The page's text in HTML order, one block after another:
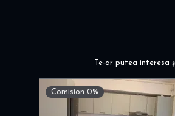
Te-ar putea interesa
Comision 0%